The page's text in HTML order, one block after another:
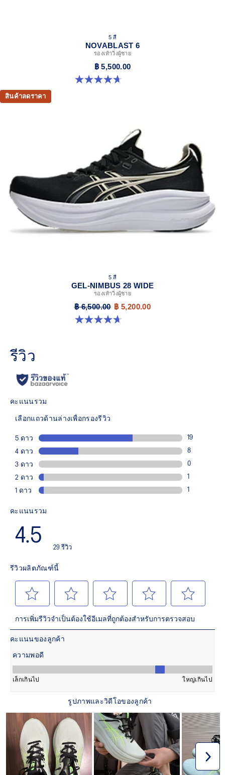
5 สี
NOVABLAST 6
รองเท้าวิ่งผู้ชาย
฿ 5,500.00
4.6 จาก 5 ดาว 135 รีวิว
สินค้าลดราคา
5 สี
GEL-NIMBUS 28 WIDE
รองเท้าวิ่งผู้ชาย
฿ 6,500.00 ฿ 5,200.00
4.7 จาก 5 ดาว 24 รีวิว